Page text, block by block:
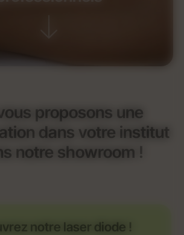
proposons une
dans votre institut
notre showroom !
notre laser diode !